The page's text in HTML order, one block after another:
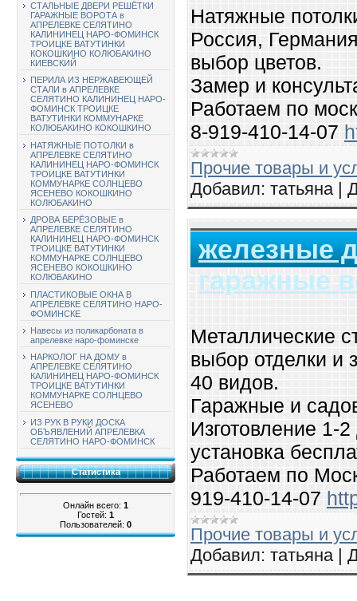
СТАЛЬНЫЕ ДВЕРИ РЕШЁТКИ
ГАРАЖНЫЕ ВОРОТА в
АПРЕЛЕВКЕ СЕЛЯТИНО
КАЛИНИНЕЦ НАРО-ФОМИНСК
ТРОИЦКЕ ВАТУТИНКИ
КОКОШКИНО КОЛЮБАКИНО
КИЕВСКИЙ
ПЕРИЛА ИЗ НЕРЖАВЕЮЩЕЙ
СТАЛИ в АПРЕЛЕВКЕ
СЕЛЯТИНО КАЛИНИНЕЦ НАРО-
ФОМИНСК ТРОИЦКЕ
ВАТУТИНКИ КОММУНАРКЕ
КОЛЮБАКИНО КОКОШКИНО
НАТЯЖНЫЕ ПОТОЛКИ в
АПРЕЛЕВКЕ СЕЛЯТИНО
КАЛИНИНЕЦ НАРО-ФОМИНСК
ТРОИЦКЕ ВАТУТИНКИ
КОММУНАРКЕ СОЛНЦЕВО
ЯСЕНЕВО КОКОШКИНО
КОЛЮБАКИНО
ДРОВА БЕРЁЗОВЫЕ в
АПРЕЛЕВКЕ СЕЛЯТИНО
КАЛИНИНЕЦ НАРО-ФОМИНСК
ТРОИЦКЕ ВАТУТИНКИ
КОММУНАРКЕ СОЛНЦЕВО
ЯСЕНЕВО КОКОШКИНО
КОЛЮБАКИНО
ПЛАСТИКОВЫЕ ОКНА В
АПРЕЛЕВКЕ СЕЛЯТИНО НАРО-
ФОМИНСКЕ
Навесы из поликарбоната в
апрелевке наро-фоминске
НАРКОЛОГ НА ДОМУ в
АПРЕЛЕВКЕ СЕЛЯТИНО
КАЛИНИНЕЦ НАРО-ФОМИНСК
ТРОИЦКЕ ВАТУТИНКИ
КОММУНАРКЕ СОЛНЦЕВО
ЯСЕНЕВО
ИЗ РУК В РУКИ ДОСКА
ОБЪЯВЛЕНИЙ АПРЕЛЕВКА
СЕЛЯТИНО НАРО-ФОМИНСК
Статистика
Онлайн всего: 1
Гостей: 1
Пользователей: 0
Натяжные
Россия,
выбор цветов.
Замер и
Работаем по
8-919-410-14-07
Прочие товары и
Добавил: татьяна |
железные
гаражные
Металлические
выбор отделки и
40 видов.
Гаражные и
Изготовление 1-
установка
Работаем по
919-410-14-07
Прочие товары и
Добавил: татьяна |